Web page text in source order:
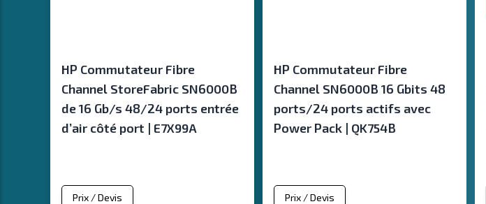
HP Commutateur Fibre
Channel StoreFabric SN6000B
de 16 Gb/s 48/24 ports entrée
d’air côté port | E7X99A
Prix / Devis
HP Commutateur Fibre
Channel SN6000B 16 Gbits 48
ports/24 ports actifs avec
Power Pack | QK754B
Prix / Devis